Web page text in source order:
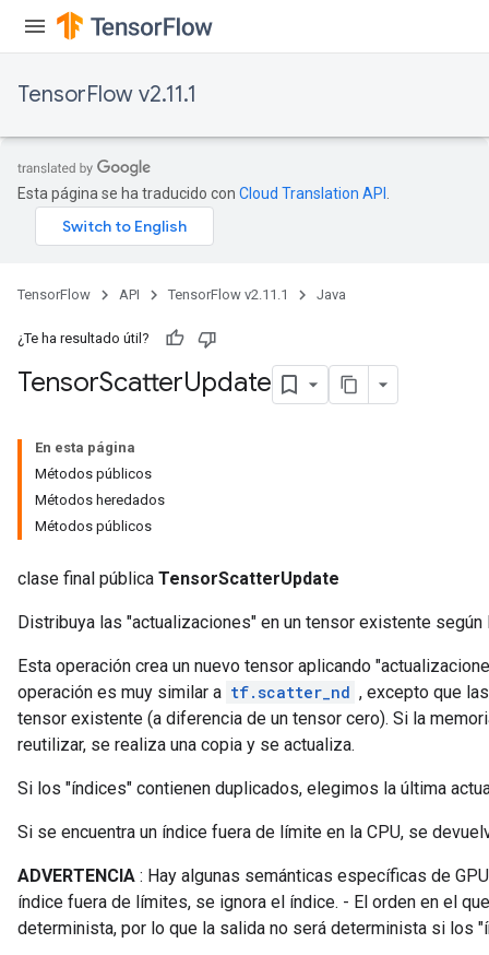
TensorFlow v2.11.1
Esta página se ha traducido con Cloud Translation API
TensorFlow API TensorFlow v2.11.1 Java
¿Te ha resultado útil?
TensorScatterUpdate
En esta página
Métodos públicos
Métodos heredados
Métodos públicos
clase final pública TensorScatterUpdate
Distribuya las "actualizaciones" en un tensor existente según
Esta operación crea un nuevo tensor aplicando
operación es muy similar a tf.scatter_nd , excepto que
tensor existente (a diferencia de un tensor cero). Si la
reutilizar, se realiza una copia y se actualiza.
Si los "índices" contienen duplicados, elegimos la última
Si se encuentra un índice fuera de límite en la CPU, se
ADVERTENCIA : Hay algunas semánticas específicas de
índice fuera de límites, se ignora el índice. - El orden en el
determinista, por lo que la salida no será determinista si los